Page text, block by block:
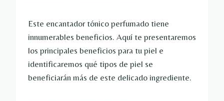
Este encantador tónico perfumado tiene
innumerables beneficios. Aquí te presentaremos
los principales beneficios para tu piel e
identificaremos qué tipos de piel se
beneficiarán más de este delicado ingrediente.